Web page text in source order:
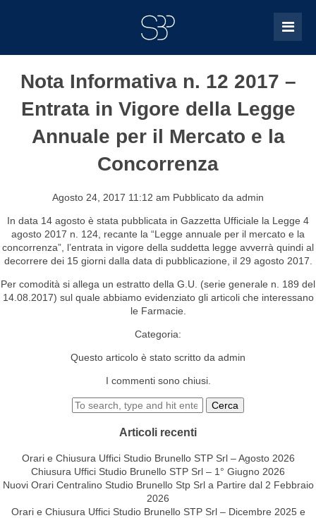
Nota Informativa n. 12 2017 –
Entrata in Vigore della Legge
Annuale per il Mercato e la
Concorrenza
Agosto 24, 2017 11:12 am Pubblicato da admin
In data 14 agosto è stata pubblicata in Gazzetta Ufficiale la Legge 4
agosto 2017 n. 124, recante la “Legge annuale per il mercato e la
concorrenza”, l’entrata in vigore della suddetta legge avverrà quindi al
decorrere dei 15 giorni dalla data di pubblicazione, il 29 agosto 2017.
Per comodità si allega un estratto della G.U. (serie generale n. 189 del
14.08.2017) sul quale abbiamo evidenziato gli articoli che interessano
le Farmacie.
Categoria:
Questo articolo è stato scritto da admin
I commenti sono chiusi.
Cerca
Articoli recenti
Orari e Chiusura Uffici Studio Brunello STP Srl – Agosto 2026
Chiusura Uffici Studio Brunello STP Srl – 1° Giugno 2026
Nuovi Orari Centralino Studio Brunello Stp Srl a Partire dal 2 Febbraio
2026
Orari e Chiusura Uffici Studio Brunello STP Srl – Dicembre 2025 e